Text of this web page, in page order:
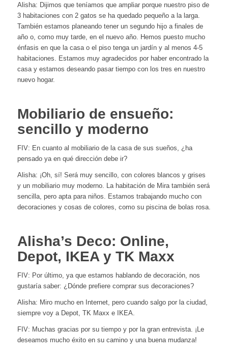
Alisha: Dijimos que teníamos que ampliar porque nuestro piso de
3 habitaciones con 2 gatos se ha quedado pequeño a la larga.
También estamos planeando tener un segundo hijo a finales de
año o, como muy tarde, en el nuevo año. Hemos puesto mucho
énfasis en que la casa o el piso tenga un jardín y al menos 4-5
habitaciones. Estamos muy agradecidos por haber encontrado la
casa y estamos deseando pasar tiempo con los tres en nuestro
nuevo hogar.
Mobiliario de ensueño:
sencillo y moderno
FIV: En cuanto al mobiliario de la casa de sus sueños, ¿ha
pensado ya en qué dirección debe ir?
Alisha: ¡Oh, sí! Será muy sencillo, con colores blancos y grises
y un mobiliario muy moderno. La habitación de Mira también será
sencilla, pero apta para niños. Estamos trabajando mucho con
decoraciones y cosas de colores, como su piscina de bolas rosa.
Alisha’s Deco: Online,
Depot, IKEA y TK Maxx
FIV: Por último, ya que estamos hablando de decoración, nos
gustaría saber: ¿Dónde prefiere comprar sus decoraciones?
Alisha: Miro mucho en Internet, pero cuando salgo por la ciudad,
siempre voy a Depot, TK Maxx e IKEA.
FIV: Muchas gracias por su tiempo y por la gran entrevista. ¡Le
deseamos mucho éxito en su camino y una buena mudanza!